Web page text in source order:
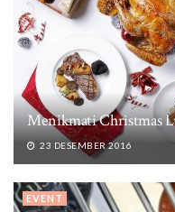
Menikmati Christmas
23 DESEMBER 2016
EVENT